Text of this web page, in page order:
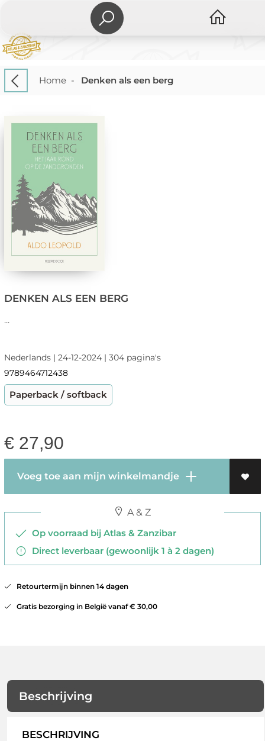
Home- Denken als een berg
DENKEN ALS EEN BERG
...
Nederlands | 24-12-2024 | 304 pagina's
9789464712438
Paperback / softback
€ 27,90
Voeg toe aan mijn winkelmandje
A & Z
Op voorraad bij Atlas & Zanzibar
Direct leverbaar (gewoonlijk 1 à 2 dagen)
Retourtermijn binnen 14 dagen
Gratis bezorging in België vanaf € 30,00
Beschrijving
BESCHRIJVING